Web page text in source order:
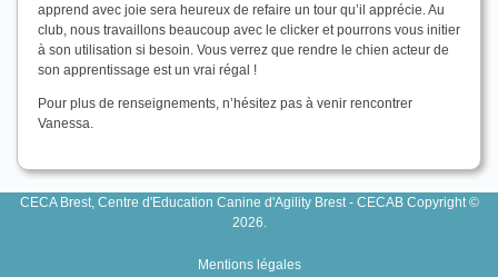
apprend avec joie sera heureux de refaire un tour qu’il apprécie. Au
club, nous travaillons beaucoup avec le clicker et pourrons vous initier
à son utilisation si besoin. Vous verrez que rendre le chien acteur de
son apprentissage est un vrai régal !
Pour plus de renseignements, n’hésitez pas à venir rencontrer
Vanessa.
CECA Brest, Centre d'Education Canine d'Agility Brest - CECAB Copyright ©
2026.
Mentions légales